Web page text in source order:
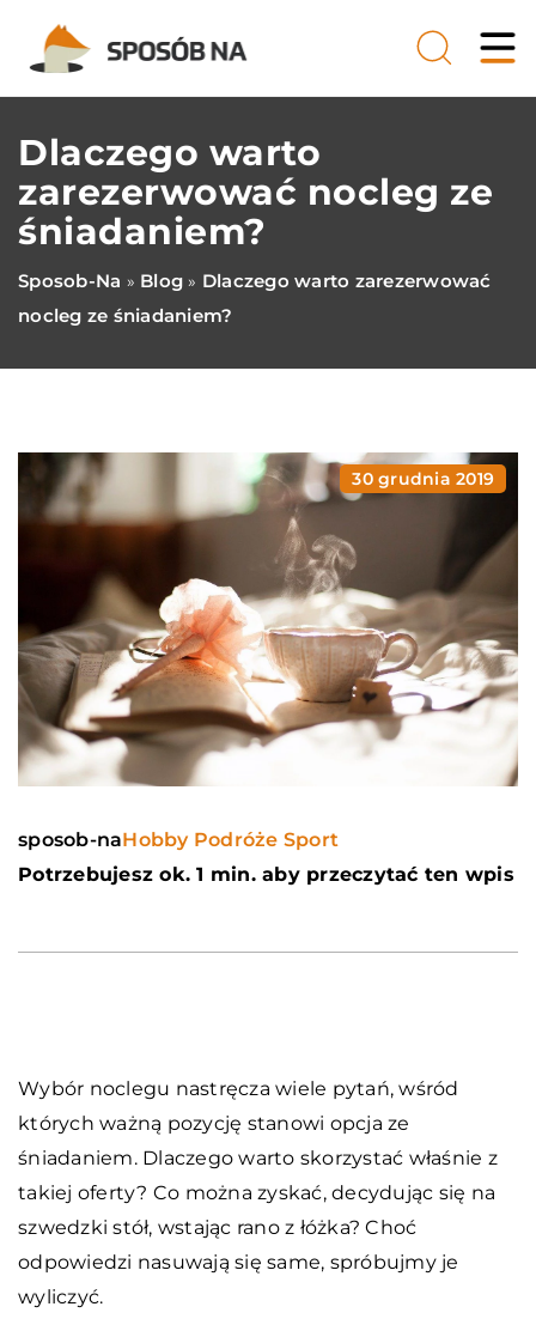
Dlaczego warto
zarezerwować nocleg ze
śniadaniem?
Sposob-Na » Blog » Dlaczego warto zarezerwować
nocleg ze śniadaniem?
30 grudnia 2019
sposob-naHobby Podróże Sport
Potrzebujesz ok. 1 min. aby przeczytać ten wpis
Wybór noclegu nastręcza wiele pytań, wśród
których ważną pozycję stanowi opcja ze
śniadaniem. Dlaczego warto skorzystać właśnie z
takiej oferty? Co można zyskać, decydując się na
szwedzki stół, wstając rano z łóżka? Choć
odpowiedzi nasuwają się same, spróbujmy je
wyliczyć.